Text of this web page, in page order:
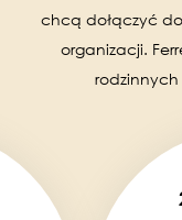
chcą dołączyć
organizacji.
rodzinnych